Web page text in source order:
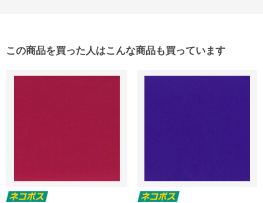
この商品を買った人はこんな商品も買っています